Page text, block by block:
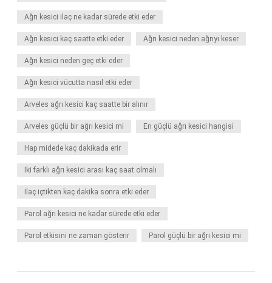
Ağrı kesici ilaç ne kadar sürede etki eder
Ağrı kesici kaç saatte etki eder Ağrı kesici neden ağrıyı keser
Ağrı kesici neden geç etki eder
Ağrı kesici vücutta nasıl etki eder
Arveles ağrı kesici kaç saatte bir alınır
Arveles güçlü bir ağrı kesici mi En güçlü ağrı kesici hangisi
Hap midede kaç dakikada erir
İki farklı ağrı kesici arası kaç saat olmalı
İlaç içtikten kaç dakika sonra etki eder
Parol ağrı kesici ne kadar sürede etki eder
Parol etkisini ne zaman gösterir Parol güçlü bir ağrı kesici mi